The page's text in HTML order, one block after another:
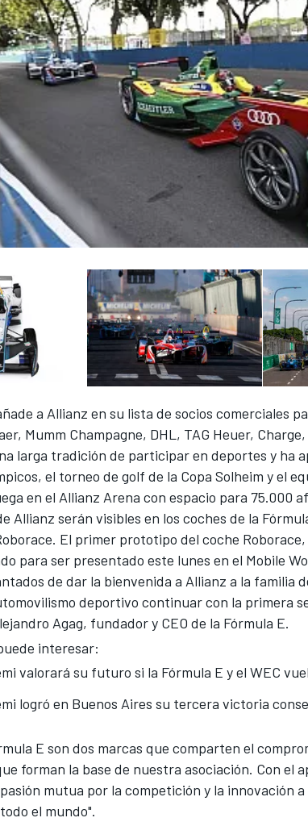
a Allianz en su lista de socios comerciales
​​Mumm Champagne, DHL, TAG Heuer,
larga tradición de participar en deportes y ha
el torneo de golf de la Copa Solheim y el
en el Allianz Arena con espacio para 75.000
Allianz serán visibles en los coches de la
El primer prototipo del coche
para ser presentado este lunes en el Mobile
de dar la bienvenida a Allianz a la familia
deportivo continuar con la primera
Agag, fundador y CEO de la Fórmula E.
interesar:
valorará su futuro si la Fórmula E y el WEC
logró en Buenos Aires su tercera victoria
E son dos marcas que comparten el
forman la base de nuestra asociación. Con el
mutua por la competición y la innovación
el mundo".